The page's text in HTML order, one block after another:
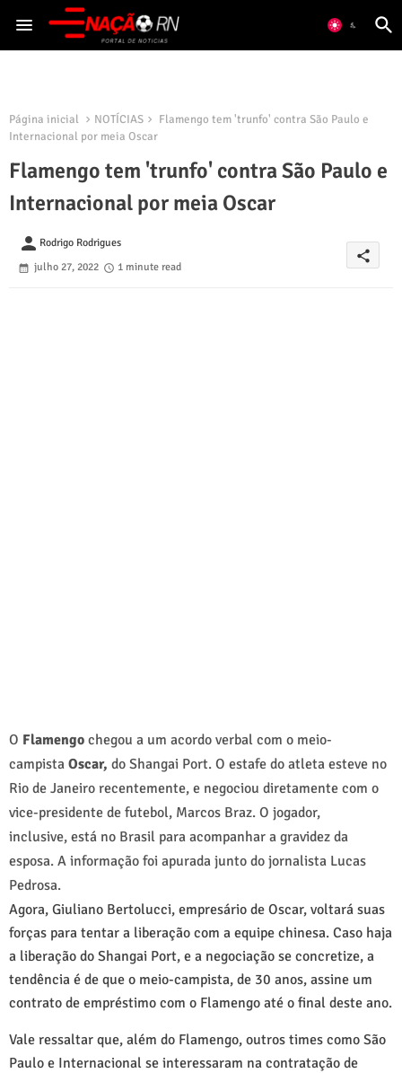
Página inicial NOTÍCIAS
Flamengo tem 'trunfo' contra São Paulo e
Internacional por meia Oscar
Flamengo tem 'trunfo' contra São Paulo e
Internacional por meia Oscar
person Rodrigo Rodrigues
julho 27, 2022
1 minute read
share
O Flamengo chegou a um acordo verbal com o meio-
campista Oscar, do Shangai Port. O estafe do atleta esteve no
Rio de Janeiro recentemente, e negociou diretamente com o
vice-presidente de futebol, Marcos Braz. O jogador,
inclusive, está no Brasil para acompanhar a gravidez da
esposa. A informação foi apurada junto do jornalista Lucas
Pedrosa.
Agora, Giuliano Bertolucci, empresário de Oscar, voltará suas
forças para tentar a liberação com a equipe chinesa. Caso haja
a liberação do Shangai Port, e a negociação se concretize, a
tendência é de que o meio-campista, de 30 anos, assine um
contrato de empréstimo com o Flamengo até o final deste ano.
Vale ressaltar que, além do Flamengo, outros times como São
Paulo e Internacional se interessaram na contratação de